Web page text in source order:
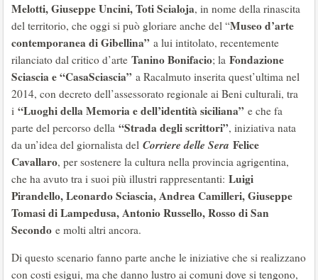
Melotti, Giuseppe Uncini, Toti Scialoja, in nome della rinascita
del territorio, che oggi si può gloriare anche del “Museo d’arte
contemporanea di Gibellina” a lui intitolato, recentemente
rilanciato dal critico d’arte Tanino Bonifacio; la Fondazione
Sciascia e “CasaSciascia” a Racalmuto inserita quest’ultima nel
2014, con decreto dell’assessorato regionale ai Beni culturali, tra
i “Luoghi della Memoria e dell’identità siciliana” e che fa
parte del percorso della “Strada degli scrittori”, iniziativa nata
da un’idea del giornalista del Corriere delle Sera Felice
Cavallaro, per sostenere la cultura nella provincia agrigentina,
che ha avuto tra i suoi più illustri rappresentanti: Luigi
Pirandello, Leonardo Sciascia, Andrea Camilleri, Giuseppe
Tomasi di Lampedusa, Antonio Russello, Rosso di San
Secondo e molti altri ancora.
Di questo scenario fanno parte anche le iniziative che si realizzano
con costi esigui, ma che danno lustro ai comuni dove si tengono,